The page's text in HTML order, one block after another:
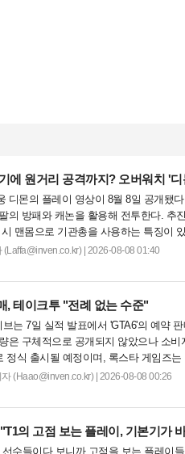
에 원거리 공격까지? 오버워치 '
디몬의 플레이 영상이 8월 8일 공개됐
의 방패와 캐논을 활용해 전투한다. 추
맨몸으로 기관총을 사용하는 특징이
를 통해 정식 출시될 예정이다....
(Laffa@inven.co.kr) | 2026-08-08 01:40
, 테이크투 "전례 없는 수준"
는 7일 실적 발표에서 'GTA6'의 예약
은 구체적으로 공개되지 않았으나 소
정식 출시될 예정이며, 록스타 게임즈
VI: An Extended Look'을 최초 공개할
(Haao@inven.co.kr) | 2026-08-08 00:26
의 고점 보는 플레이, 기본기가
수들이다 보니까 고점을 보는 플레이